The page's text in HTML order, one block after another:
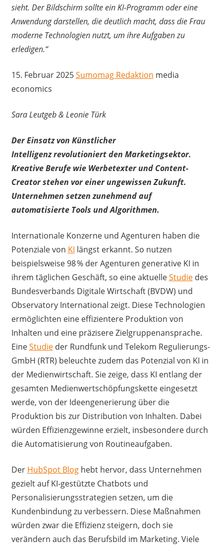
sieht. Der Bildschirm sollte ein KI-Programm oder eine
Anwendung darstellen, die deutlich macht, dass die Frau
moderne Technologien nutzt, um ihre Aufgaben zu
erledigen.“
15. Februar 2025 Sumomag Redaktion media
economics
Sara Leutgeb & Leonie Türk
Der Einsatz von Künstlicher
Intelligenz revolutioniert den Marketingsektor.
Kreative Berufe wie Werbetexter und Content-
Creator stehen vor einer ungewissen Zukunft.
Unternehmen setzen zunehmend auf
automatisierte Tools und Algorithmen.
Internationale Konzerne und Agenturen haben die
Potenziale von KI längst erkannt. So nutzen
beispielsweise 98 % der Agenturen generative KI in
ihrem täglichen Geschäft, so eine aktuelleStudiedes
Bundesverbands Digitale Wirtschaft (BVDW) und
Observatory International zeigt. Diese Technologien
ermöglichten eine effizientere Produktion von
Inhalten und eine präzisere Zielgruppenansprache.
EineStudieder Rundfunk und Telekom Regulierungs-
GmbH (RTR) beleuchte zudem das Potenzial von KI in
der Medienwirtschaft. Sie zeige, dass KI entlang der
gesamten Medienwertschöpfungskette eingesetzt
werde, von der Ideengenerierung über die
Produktion bis zur Distribution von Inhalten. Dabei
würden Effizienzgewinne erzielt, insbesondere durch
die Automatisierung von Routineaufgaben.
Der HubSpot Bloghebt hervor, dass Unternehmen
gezielt auf KI-gestützte Chatbots und
Personalisierungsstrategien setzen, um die
Kundenbindung zu verbessern. Diese Maßnahmen
würden zwar die Effizienz steigern, doch sie
verändern auch das Berufsbild im Marketing. Viele